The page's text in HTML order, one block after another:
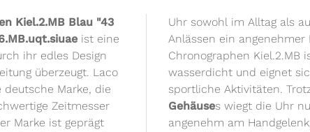
Kiel.2.MB Blau "43
ist eine
ihr edles Design
überzeugt. Laco
Marke, die
Zeitmesser
Marke ist geprägt
Uhr sowohl im Alltag als
Anlässen ein angenehmer
Chronographen Kiel.2.MB
wasserdicht und eignet
sportliche Aktivitäten.
Gehäuses wiegt die Uhr
angenehm am